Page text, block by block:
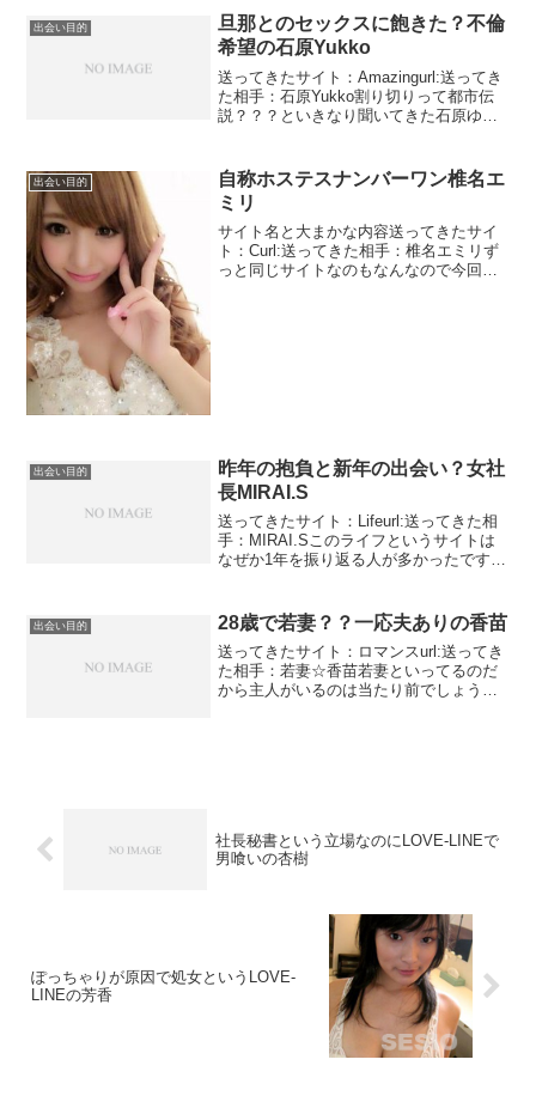
出会い目的
旦那とのセックスに飽きた？不倫
希望の石原Yukko
送ってきたサイト：Amazingurl:送ってき
た相手：石原Yukko割り切りって都市伝
説？？？といきなり聞いてきた石原ゆっ
ゃああるでしょう。悪徳サイトでも良質
サイトで...
出会い目的
自称ホステスナンバーワン椎名エ
ミリ
サイト名と大まかな内容送ってきたサイ
ト：Curl:送ってきた相手：椎名エミリず
っと同じサイトなのもなんなので今回は
出会い目的
昨年の抱負と新年の出会い？女社
長MIRAI.S
送ってきたサイト：Lifeurl:送ってきた相
手：MIRAI.Sこのライフというサイトは
なぜか1年を振り返る人が多かったです。
ん＾＾女子アナにいそうなタイプです
ね。9割...
出会い目的 28歳で若妻？？一応夫ありの香苗
送ってきたサイト：ロマンスurl:送ってき
た相手：若妻☆香苗若妻といってるのだ
から主人がいるのは当たり前でしょう。
社長秘書という立場なのにLOVE-LINEで
男喰いの杏樹
ぽっちゃりが原因で処女というLOVE-
LINEの芳香